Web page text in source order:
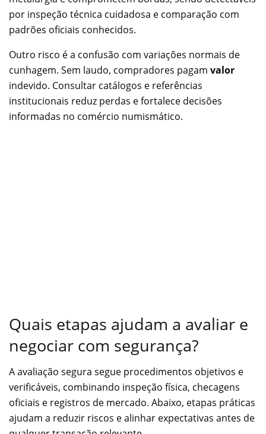
por inspeção técnica cuidadosa e comparação com
padrões oficiais conhecidos.
Outro risco é a confusão com variações normais de
cunhagem. Sem laudo, compradores pagam valor
indevido. Consultar catálogos e referências
institucionais reduz perdas e fortalece decisões
informadas no comércio numismático.
Quais etapas ajudam a avaliar e
negociar com segurança?
A avaliação segura segue procedimentos objetivos e
verificáveis, combinando inspeção física, checagens
oficiais e registros de mercado. Abaixo, etapas práticas
ajudam a reduzir riscos e alinhar expectativas antes de